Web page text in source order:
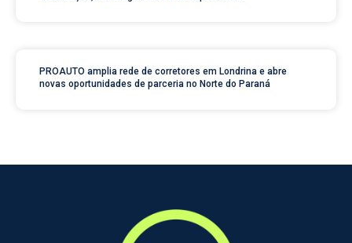
PROAUTO amplia rede de corretores em Londrina e abre
novas oportunidades de parceria no Norte do Paraná